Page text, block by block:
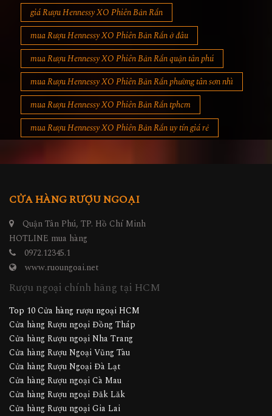
giá Rượu Hennessy XO Phiên Bản Rắn
mua Rượu Hennessy XO Phiên Bản Rắn ở đâu
mua Rượu Hennessy XO Phiên Bản Rắn quận tân phú
mua Rượu Hennessy XO Phiên Bản Rắn phường tân sơn nhì
mua Rượu Hennessy XO Phiên Bản Rắn tphcm
mua Rượu Hennessy XO Phiên Bản Rắn uy tín giá rẻ
CỬA HÀNG RƯỢU NGOẠI
Quận Tân Phú, TP. Hồ Chí Minh
HOTLINE mua hàng
0972.12345.1
www.ruoungoai.net
Rượu ngoại chính hãng tại HCM
Top 10 Cửa hàng rượu ngoại HCM
Cửa hàng Rượu ngoại Đồng Tháp
Cửa hàng Rượu ngoại Nha Trang
Cửa hàng Rượu Ngoại Vũng Tàu
Cửa hàng Rượu Ngoại Đà Lạt
Cửa hàng Rượu ngoại Cà Mau
Cửa hàng Rượu ngoại Đăk Lăk
Cửa hàng Rượu ngoại Gia Lai